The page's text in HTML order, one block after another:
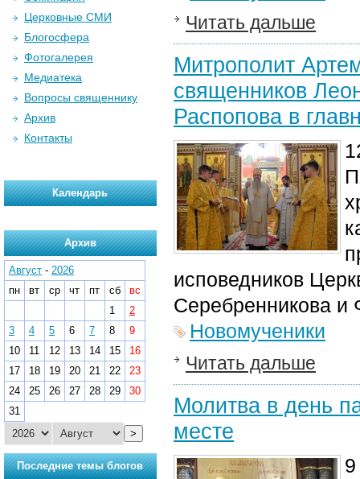
Читать дальше
Митрополит
священников
Распопова в
исповедников
Серебренникова и
Новомученики
Читать дальше
Молитва в день
месте
Церковные СМИ
Блогосфера
Фотогалерея
Медиатека
Вопросы священнику
Архив
Контакты
Календарь
Архив
Август - 2026
пн
вт ср чт пт сб
вс
1
2
3
4 5 6 7 8
9
10
11 12 13 14 15
16
17
18 19 20 21 22
23
24
25 26 27 28 29
30
31
>
Последние темы блогов